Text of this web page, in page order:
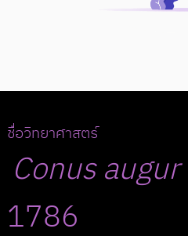
ชื่อวิทยาศาสตร์
Conus augur
1786